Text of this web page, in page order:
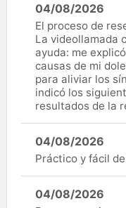
04/08/2026
El proceso de
La videollamada
ayuda: me
causas de mi
para aliviar los
indicó los
resultados de la
04/08/2026
Práctico y fácil
04/08/2026